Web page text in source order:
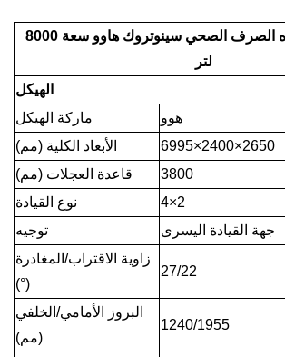
شاحنة شفط مياه الصرف الصحي سينوتروك هاوو سعة 8000
لتر
الهيكل
ماركة الهيكل
هوو
الأبعاد الكلية (مم)
6995×2400×2650
قاعدة العجلات (مم)
3800
نوع القيادة
4×2
توجيه
جهة القيادة اليسرى
زاوية الاقتراب/المغادرة
(°)
27/22
البروز الأمامي/الخلفي
(مم)
1240/1955